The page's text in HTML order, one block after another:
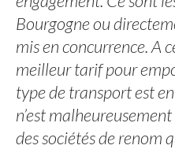
Bourgogne ou
mis en concurrence. A
meilleur tarif pour
type de transport est
n’est
des sociétés de renom